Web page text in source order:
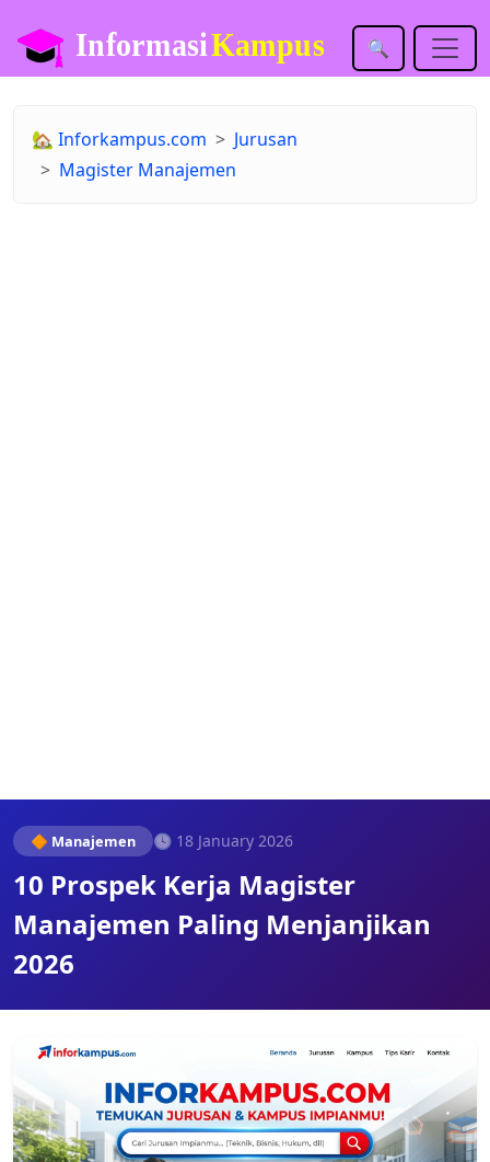
🔍
🏡 Inforkampus.com
Jurusan
Magister Manajemen
🔶 Manajemen 🕓 18 January 2026
10 Prospek Kerja Magister
Manajemen Paling Menjanjikan
2026